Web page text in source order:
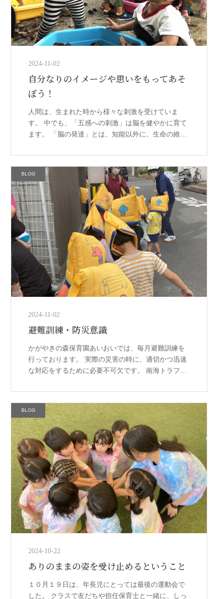
2024-11-02
自分なりのイメージや思いをもってあそ
ぼう！
人間は、生まれた時から様々な刺激を受けていま
す。 中でも、「五感への刺激」は脳を健やかに育て
ます。 「脳の発達」とは、知能以外に、生命の維持
森保育園あいおいでは、保育の中で […]
2024-11-02
BLOG
避難訓練・防災意識
かがやきの森保育園あいおいでは、毎月避難訓練を
行っております。 実際の災害の時に、適切かつ迅速
な対応をするために必要不可欠です。 南海トラフが
は、これまで以上に高い防災意識を持 […]
2024-10-22
BLOG
ありのままの姿を受け止めるということ
１０月１９日は、年長児にとっては最後の運動会で
した。 クラスで友だちや担任保育士と一緒に、しっ